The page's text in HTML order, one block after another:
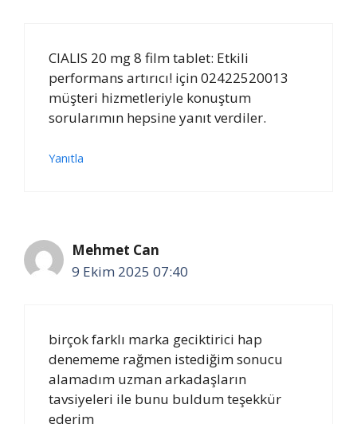
CIALIS 20 mg 8 film tablet: Etkili
performans artırıcı! için 02422520013
müşteri hizmetleriyle konuştum
sorularımın hepsine yanıt verdiler.
Yanıtla
Mehmet Can
9 Ekim 2025 07:40
birçok farklı marka geciktirici hap
denememe rağmen istediğim sonucu
alamadım uzman arkadaşların
tavsiyeleri ile bunu buldum teşekkür
ederim